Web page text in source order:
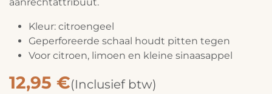
Kleur: citroengeel
Geperforeerde schaal houdt pitten tegen
Voor citroen, limoen en kleine sinaasappel
12,95 €(Inclusief btw)